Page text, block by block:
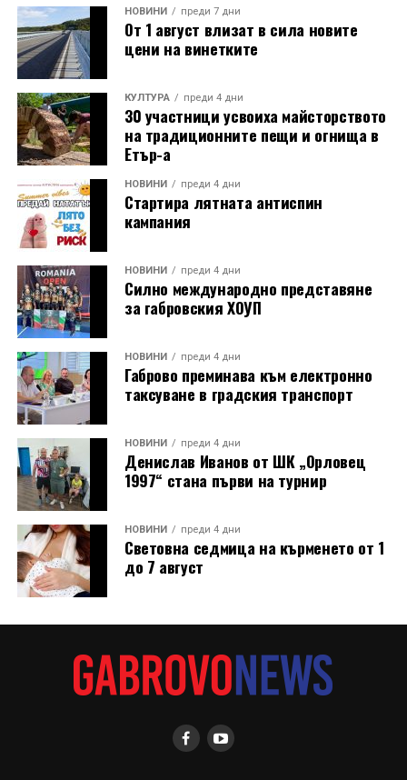
Години след разрушаването на кулата се заражда
инициатива за нейното възстановяване, обединила
местни културни дейци – сред тях творецът Иван
Койчев и етнографът Бонка Тихова. Усилията им се
увенчават с успех и на 8 септември 1984 година
часовниковата кула, с работещия век по-рано
механизъм, е официално открита наново. Самият
механизъм е възстановен година по-рано, през 1983
г., от майстор Илия Ковачев, който изковава
липсващите му части. Днес неговият син, Иван
Ковачев, продължава делото на баща си, като се
грижи за техническата поддръжка на механизма и
отстранява евентуални повреди.
Разказаната от Симеонов история разкрива и
любопитен детайл около самото местоположение на
новата кула. Архитект Илия Лефтеров е трябвало да
търси подходящо място за нейното изграждане, тъй
като до средата на 80-те години на нейното
оригинално място вече били построени сградите на
Община Дряново и на полицията.
НОВИНИ преди 7 дни
От 1 август влизат в сила новите
цени на винетките
КУЛТУРА преди 4 дни
30 участници усвоиха майсторството
на традиционните пещи и огнища в
Етър-а
НОВИНИ преди 4 дни
Стартира лятната антиспин
кампания
НОВИНИ преди 4 дни
Силно международно представяне
за габровския ХОУП
НОВИНИ преди 4 дни
Габрово преминава към електронно
таксуване в градския транспорт
НОВИНИ преди 4 дни
Денислав Иванов от ШК „Орловец
1997“ стана първи на турнир
НОВИНИ преди 4 дни
Световна седмица на кърменето от 1
до 7 август